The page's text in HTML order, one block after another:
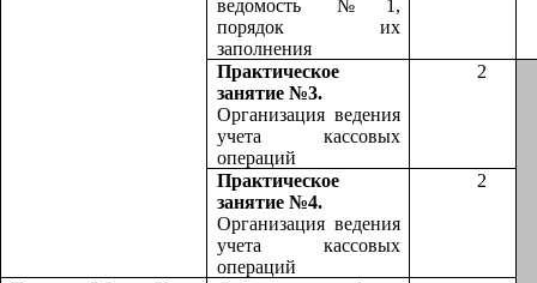
ведомость №1,
порядок их
заполнения
Практическое
занятие №3.
Организация ведения
учета кассовых
операций
2
Практическое
занятие №4.
Организация ведения
учета кассовых
операций
2